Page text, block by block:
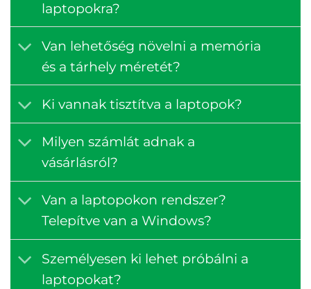
laptopokra?
Van lehetőség növelni a memória
és a tárhely méretét?
Ki vannak tisztítva a laptopok?
Milyen számlát adnak a
vásárlásról?
Van a laptopokon rendszer?
Telepítve van a Windows?
Személyesen ki lehet próbálni a
laptopokat?